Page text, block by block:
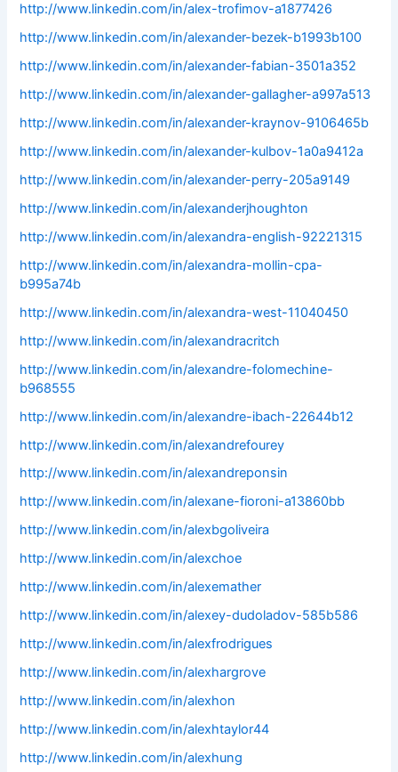
http://www.linkedin.com/in/alex-trofimov-a1877426
http://www.linkedin.com/in/alexander-bezek-b1993b100
http://www.linkedin.com/in/alexander-fabian-3501a352
http://www.linkedin.com/in/alexander-gallagher-a997a513
http://www.linkedin.com/in/alexander-kraynov-9106465b
http://www.linkedin.com/in/alexander-kulbov-1a0a9412a
http://www.linkedin.com/in/alexander-perry-205a9149
http://www.linkedin.com/in/alexanderjhoughton
http://www.linkedin.com/in/alexandra-english-92221315
http://www.linkedin.com/in/alexandra-mollin-cpa-
b995a74b
http://www.linkedin.com/in/alexandra-west-11040450
http://www.linkedin.com/in/alexandracritch
http://www.linkedin.com/in/alexandre-folomechine-
b968555
http://www.linkedin.com/in/alexandre-ibach-22644b12
http://www.linkedin.com/in/alexandrefourey
http://www.linkedin.com/in/alexandreponsin
http://www.linkedin.com/in/alexane-fioroni-a13860bb
http://www.linkedin.com/in/alexbgoliveira
http://www.linkedin.com/in/alexchoe
http://www.linkedin.com/in/alexemather
http://www.linkedin.com/in/alexey-dudoladov-585b586
http://www.linkedin.com/in/alexfrodrigues
http://www.linkedin.com/in/alexhargrove
http://www.linkedin.com/in/alexhon
http://www.linkedin.com/in/alexhtaylor44
http://www.linkedin.com/in/alexhung